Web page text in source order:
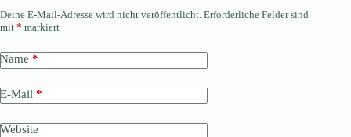
Deine E-Mail-Adresse wird nicht veröffentlicht. Erforderliche Felder sind
mit * markiert
Name *
E-Mail *
Website